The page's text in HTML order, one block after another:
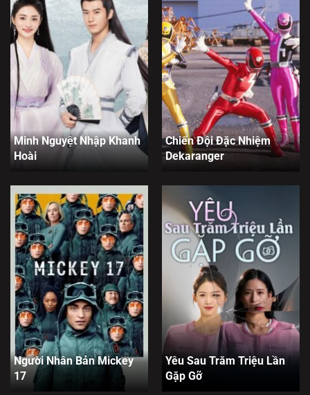
Minh Nguyệt Nhập Khanh
Hoài
Chiến Đội Đặc Nhiệm
Dekaranger
Người Nhân Bản Mickey
17
Yêu Sau Trăm Triệu Lần
Gặp Gỡ